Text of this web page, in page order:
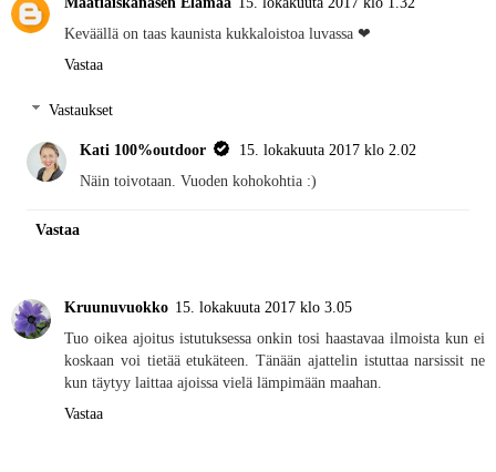
Keväällä on taas kaunista kukkaloistoa luvassa ❤
Vastaa
Vastaukset
Kati 100%outdoor
15. lokakuuta 2017 klo 2.02
Näin toivotaan. Vuoden kohokohtia :)
Vastaa
Kruunuvuokko 15. lokakuuta 2017 klo 3.05
Tuo oikea ajoitus istutuksessa onkin tosi haastavaa ilmoista kun ei
koskaan voi tietää etukäteen. Tänään ajattelin istuttaa narsissit ne
kun täytyy laittaa ajoissa vielä lämpimään maahan.
Vastaa